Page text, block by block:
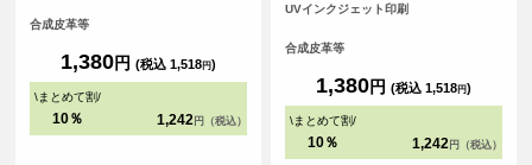
ード用スリットがございます。
合成皮革等
1,380円 (税込 1,518円)
\まとめて割/
10％ 1,242 円（税込）
た。内側にはSuicaやPASMOなどの
ード用スリットがございます。
UVインクジェット印刷
合成皮革等
1,380円 (税込 1,518円)
\まとめて割/
10％ 1,242 円（税込）